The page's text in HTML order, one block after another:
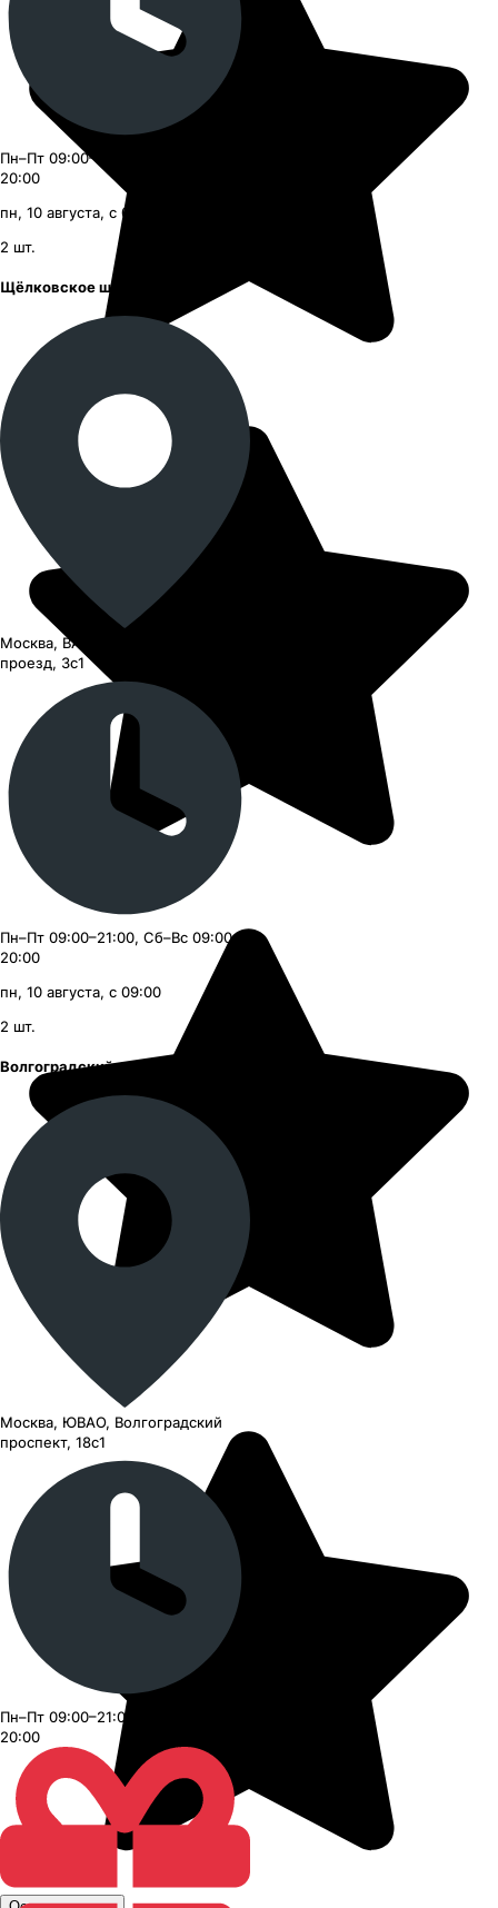
Пн–Пт 09:00–21:00, Сб–Вс 09:00–
20:00
пн, 10 августа, с 09:00
2 шт.
Щёлковское шоссе
Москва, ВАО, Черницынский
проезд, 3с1
Пн–Пт 09:00–21:00, Сб–Вс 09:00–
20:00
пн, 10 августа, с 09:00
2 шт.
Волгоградский проспект
Москва, ЮВАО, Волгоградский
проспект, 18с1
Пн–Пт 09:00–21:00, Сб–Вс 09:00–
20:00